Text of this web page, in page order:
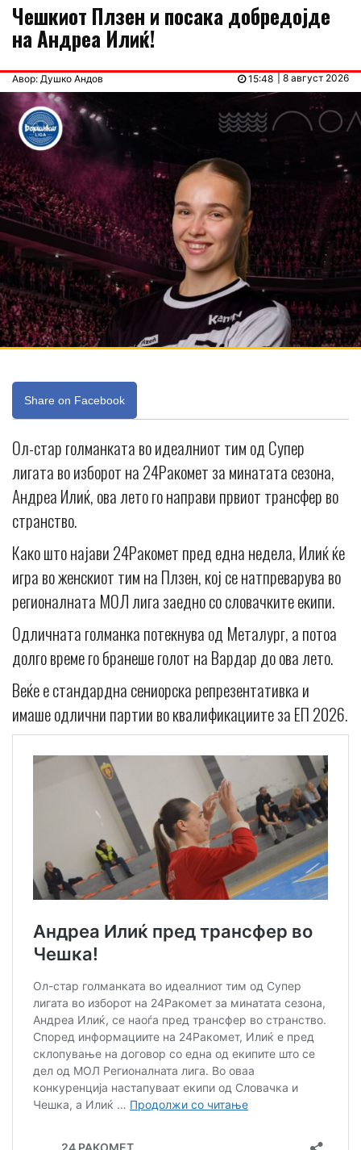
Чешкиот Плзен и посака добредојде
на Андреа Илиќ!
Авор: Душко Андов | 8 август 2026
15:48
Share on Facebook
Ол-стар голманката во идеалниот тим од Супер
лигата во изборот на 24Ракомет за минатата сезона,
Андреа Илиќ, ова лето го направи првиот трансфер во
странство.
Како што најави 24Ракомет пред една недела, Илиќ ќе
игра во женскиот тим на Плзен, кој се натпреварува во
регионалната МОЛ лига заедно со словачките екипи.
Одличната голманка потекнува од Металург, а потоа
долго време го бранеше голот на Вардар до ова лето.
Веќе е стандардна сениорска репрезентативка и
имаше одлични партии во квалификациите за ЕП 2026.